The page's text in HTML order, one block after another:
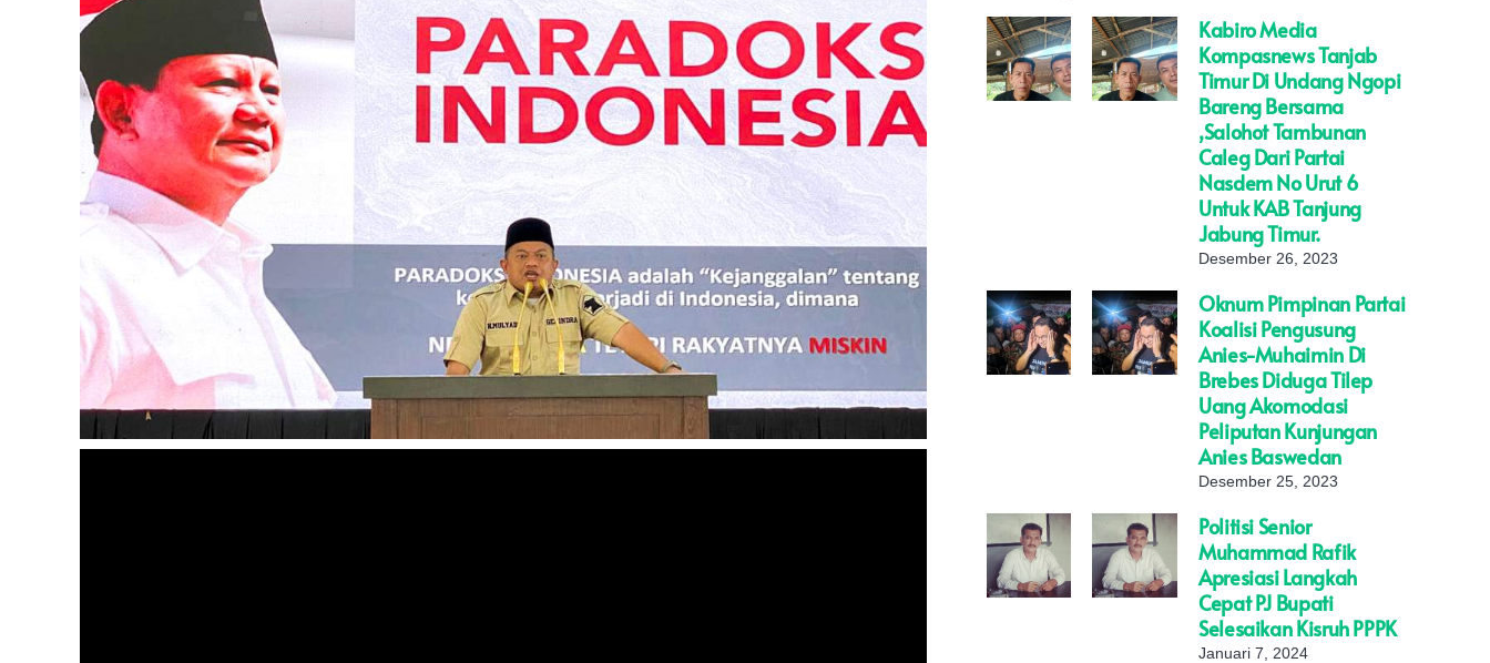
Kabiro Media
Kompasnews Tanjab
Timur Di Undang Ngopi
Bareng Bersama
,Salohot Tambunan
Caleg Dari Partai
Nasdem No Urut 6
Untuk KAB Tanjung
Jabung Timur.
Desember 26, 2023
Oknum Pimpinan Partai
Koalisi Pengusung
Anies-Muhaimin Di
Brebes Diduga Tilep
Uang Akomodasi
Peliputan Kunjungan
Anies Baswedan
Desember 25, 2023
Politisi Senior
Muhammad Rafik
Apresiasi Langkah
Cepat PJ Bupati
Selesaikan Kisruh PPPK
Januari 7, 2024